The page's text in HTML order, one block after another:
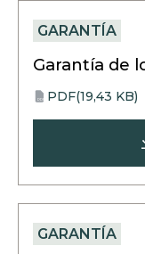
GARANTÍA
Garantía de
PDF PDF(19,43 KB)
opens
in
GARANTÍA